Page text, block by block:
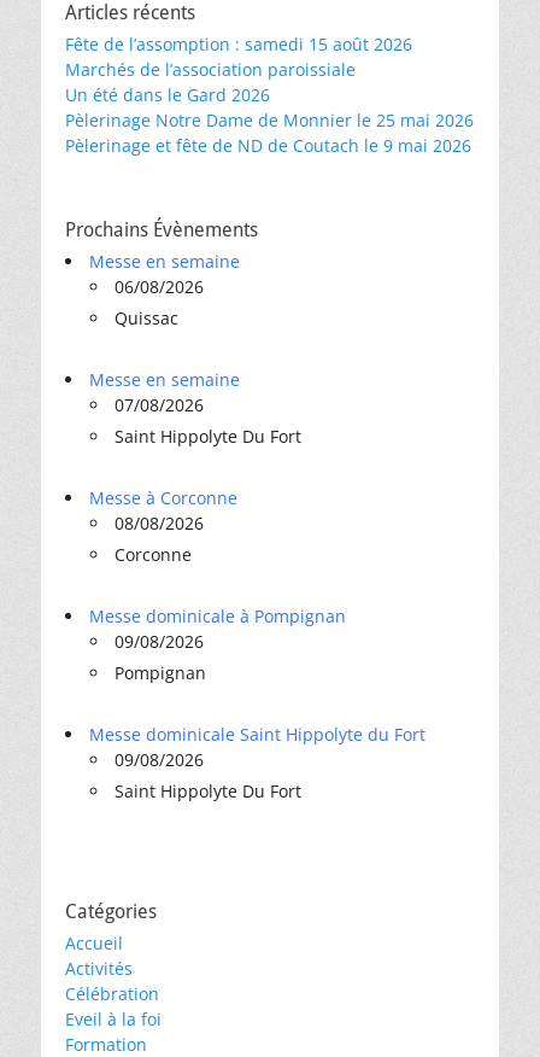
Articles récents
Fête de l’assomption : samedi 15 août 2026
Marchés de l’association paroissiale
Un été dans le Gard 2026
Pèlerinage Notre Dame de Monnier le 25 mai 2026
Pèlerinage et fête de ND de Coutach le 9 mai 2026
Prochains Évènements
Messe en semaine
06/08/2026
Quissac
Messe en semaine
07/08/2026
Saint Hippolyte Du Fort
Messe à Corconne
08/08/2026
Corconne
Messe dominicale à Pompignan
09/08/2026
Pompignan
Messe dominicale Saint Hippolyte du Fort
09/08/2026
Saint Hippolyte Du Fort
Catégories
Accueil
Activités
Célébration
Eveil à la foi
Formation